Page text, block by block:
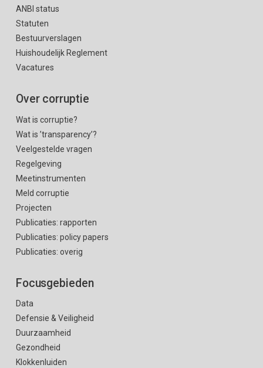
ANBI status
Statuten
Bestuurverslagen
Huishoudelijk Reglement
Vacatures
Over corruptie
Wat is corruptie?
Wat is ’transparency’?
Veelgestelde vragen
Regelgeving
Meetinstrumenten
Meld corruptie
Projecten
Publicaties: rapporten
Publicaties: policy papers
Publicaties: overig
Focusgebieden
Data
Defensie & Veiligheid
Duurzaamheid
Gezondheid
Klokkenluiden